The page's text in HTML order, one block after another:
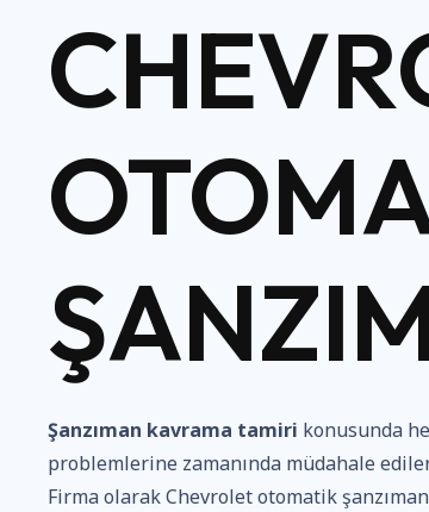
Şanzıman kavrama tamiri konusunda
problemlerine zamanında müdahale
Firma olarak Chevrolet otomatik